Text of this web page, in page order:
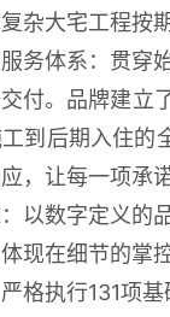
杂大宅工程按
务体系：贯穿
付。品牌建立
到后期入住的
，让每一项承
以数字定义的
现在细节的掌
格执行131项